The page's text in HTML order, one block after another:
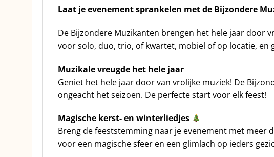
Laat je evenement sprankelen met de Bijzondere
De Bijzondere Muzikanten brengen het hele jaar door
voor solo, duo, trio, of kwartet, mobiel of op locatie, en
Muzikale vreugde het hele jaar
Geniet het hele jaar door van vrolijke muziek! De
ongeacht het seizoen. De perfecte start voor elk feest!
Magische kerst- en winterliedjes
Breng de feeststemming naar je evenement met
voor een magische sfeer en een glimlach op ieders